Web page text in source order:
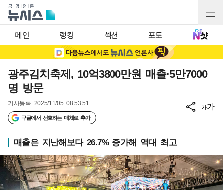
메인 랭킹 섹션 포토
광주김치축제, 10억3800만원 매출·5만7000
명 방문
기사등록 2025/11/05 08:53:51
구글에서 선호하는 매체로 추가
가가
매출은 지난해보다 26.7% 증가해 역대 최고